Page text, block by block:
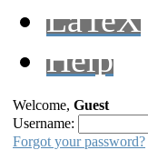
LaTeX
Help
Welcome, Guest
Username:
Forgot your password?